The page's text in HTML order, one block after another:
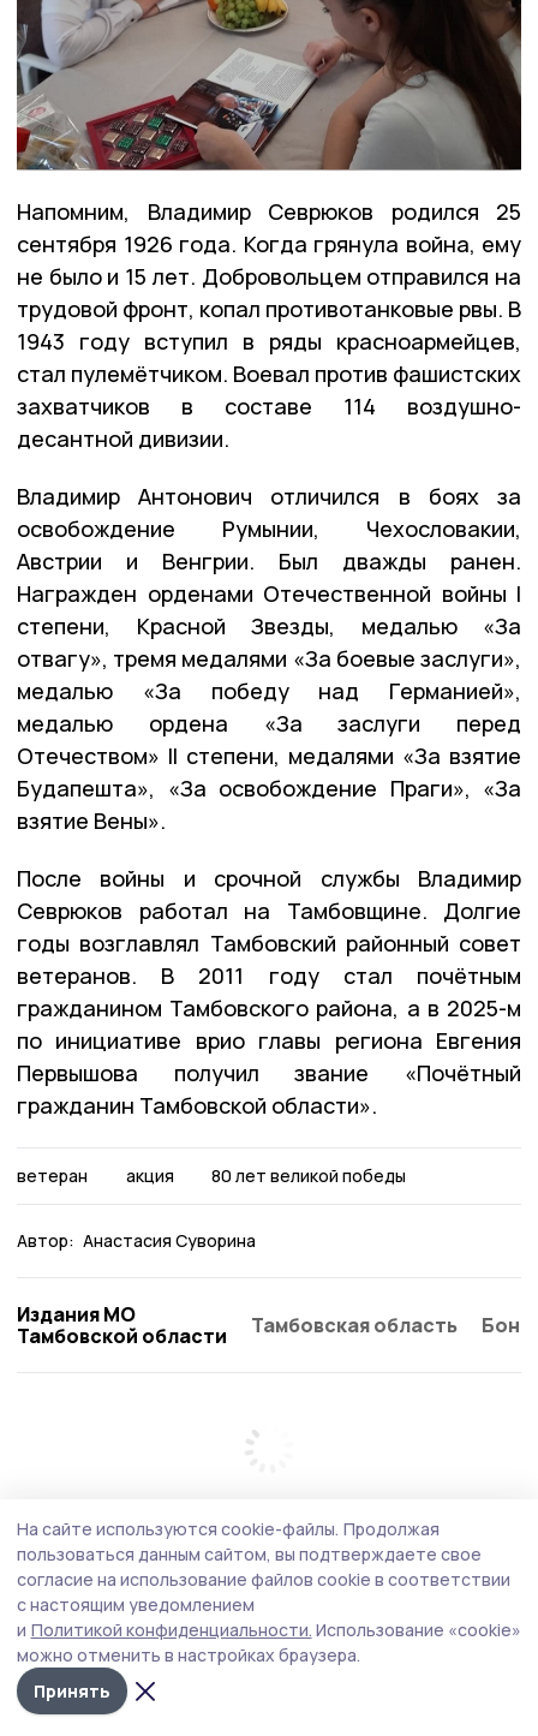
Напомним, Владимир Севрюков родился 25
сентября 1926 года. Когда грянула война, ему
не было и 15 лет. Добровольцем отправился на
трудовой фронт, копал противотанковые рвы. В
1943 году вступил в ряды красноармейцев,
стал пулемётчиком. Воевал против фашистских
захватчиков в составе 114 воздушно-
десантной дивизии.
Владимир Антонович отличился в боях за
освобождение Румынии, Чехословакии,
Австрии и Венгрии. Был дважды ранен.
Награжден орденами Отечественной войны I
степени, Красной Звезды, медалью «За
отвагу», тремя медалями «За боевые заслуги»,
медалью «За победу над Германией»,
медалью ордена «За заслуги перед
Отечеством» II степени, медалями «За взятие
Будапешта», «За освобождение Праги», «За
взятие Вены».
После войны и срочной службы Владимир
Севрюков работал на Тамбовщине. Долгие
годы возглавлял Тамбовский районный совет
ветеранов. В 2011 году стал почётным
гражданином Тамбовского района, а в 2025-м
по инициативе врио главы региона Евгения
Первышова получил звание «Почётный
гражданин Тамбовской области».
ветеран акция 80 лет великой победы
Автор: Анастасия Суворина
Издания МО
Тамбовской области
Тамбовская область
На сайте используются cookie-файлы. Продолжая
пользоваться данным сайтом, вы подтверждаете свое
согласие на использование файлов cookie в соответствии
с настоящим уведомлением
и Политикой конфиденциальности. Использование «cookie»
можно отменить в настройках браузера.
Принять